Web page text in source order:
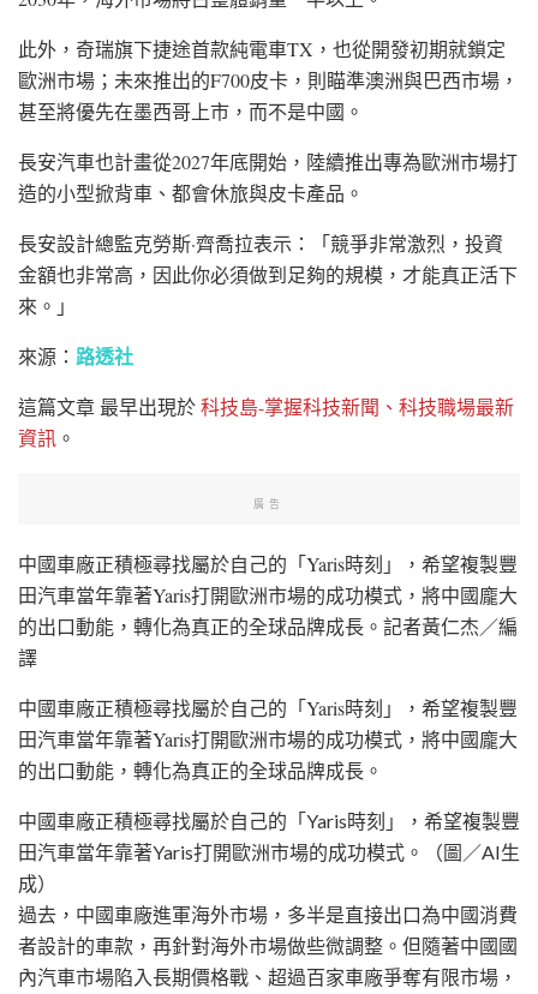
此外，奇瑞旗下捷途首款純電車TX，也從開發初期就鎖定
歐洲市場；未來推出的F700皮卡，則瞄準澳洲與巴西市場，
甚至將優先在墨西哥上市，而不是中國。
長安汽車也計畫從2027年底開始，陸續推出專為歐洲市場打
造的小型掀背車、都會休旅與皮卡產品。
長安設計總監克勞斯·齊喬拉表示：「競爭非常激烈，投資
金額也非常高，因此你必須做到足夠的規模，才能真正活下
來。」
來源： 路透社
這篇文章 最早出現於科技島-掌握科技新聞、科技職場最新
資訊 。
廣告
中國車廠正積極尋找屬於自己的「Yaris時刻」，希望複製豐
田汽車當年靠著Yaris打開歐洲市場的成功模式，將中國龐大
的出口動能，轉化為真正的全球品牌成長。 記者黃仁杰／編
譯
中國車廠正積極尋找屬於自己的「Yaris時刻」，希望複製豐
田汽車當年靠著Yaris打開歐洲市場的成功模式，將中國龐大
的出口動能，轉化為真正的全球品牌成長。
中國車廠正積極尋找屬於自己的「Yaris時刻」，希望複製豐
田汽車當年靠著Yaris打開歐洲市場的成功模式。（圖／AI生
成）
過去，中國車廠進軍海外市場，多半是直接出口為中國消費
者設計的車款，再針對海外市場做些微調整。但隨著中國國
內汽車市場陷入長期價格戰、超過百家車廠爭奪有限市場，